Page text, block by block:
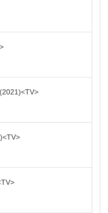
2021 TV
TV
TV